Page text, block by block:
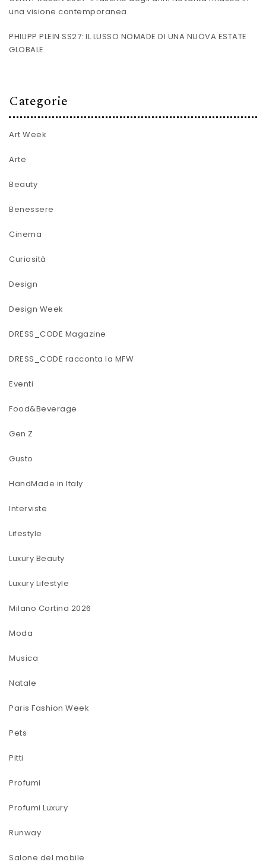
una visione contemporanea
PHILIPP PLEIN SS27: IL LUSSO NOMADE DI UNA NUOVA ESTATE
GLOBALE
Categorie
Art Week
Arte
Beauty
Benessere
Cinema
Curiosità
Design
Design Week
DRESS_CODE Magazine
DRESS_CODE racconta la MFW
Eventi
Food&Beverage
Gen Z
Gusto
HandMade in Italy
Interviste
Lifestyle
Luxury Beauty
Luxury Lifestyle
Milano Cortina 2026
Moda
Musica
Natale
Paris Fashion Week
Pets
Pitti
Profumi
Profumi Luxury
Runway
Salone del mobile